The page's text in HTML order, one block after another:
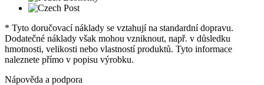
* Tyto doručovací náklady se vztahují na standardní dopravu.
Dodatečné náklady však mohou vzniknout, např. v důsledku
hmotnosti, velikosti nebo vlastností produktů. Tyto informace
naleznete přímo v popisu výrobku.
Nápověda a podpora